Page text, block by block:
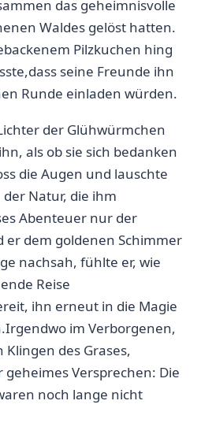
das geheimnisvolle
Waldes gelöst hatten.
Pilzkuchen hing
seine Freunde ihn
Runde einladen würden.
der Glühwürmchen
als ‍ob sie sich bedanken
die Augen und lauschte‍
Natur, ⁣die⁣ ihm
Abenteuer nur der
er dem‌ goldenen Schimmer
nachsah, fühlte er,‍ wie
Reise
ihn erneut in die Magie
im Verborgenen,
des Grases,
Versprechen: Die
noch ‍lange nicht